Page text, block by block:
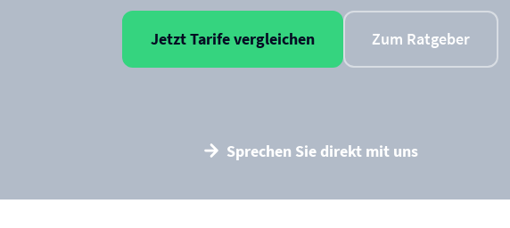
Jetzt Tarife vergleichen Zum Ratgeber
Sprechen Sie direkt mit uns